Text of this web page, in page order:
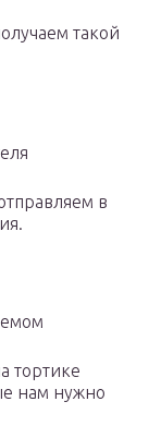
такой
в
тортике
нам нужно